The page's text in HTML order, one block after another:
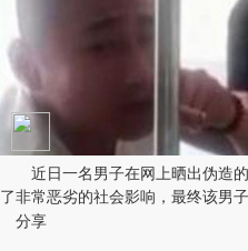
近日一名男子在网上晒出伪造的
了非常恶劣的社会影响，最终该男
分享